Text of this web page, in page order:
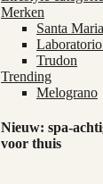
Merken
Santa
Trudon
Trending
Melograno
Nieuw: spa-
voor thuis